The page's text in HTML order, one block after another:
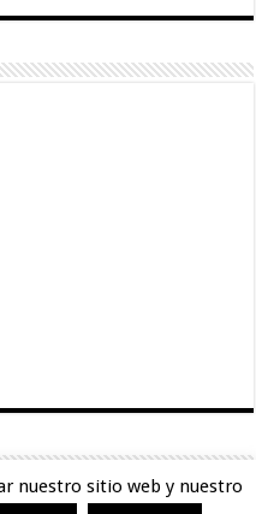
nuestro sitio web y nuestro